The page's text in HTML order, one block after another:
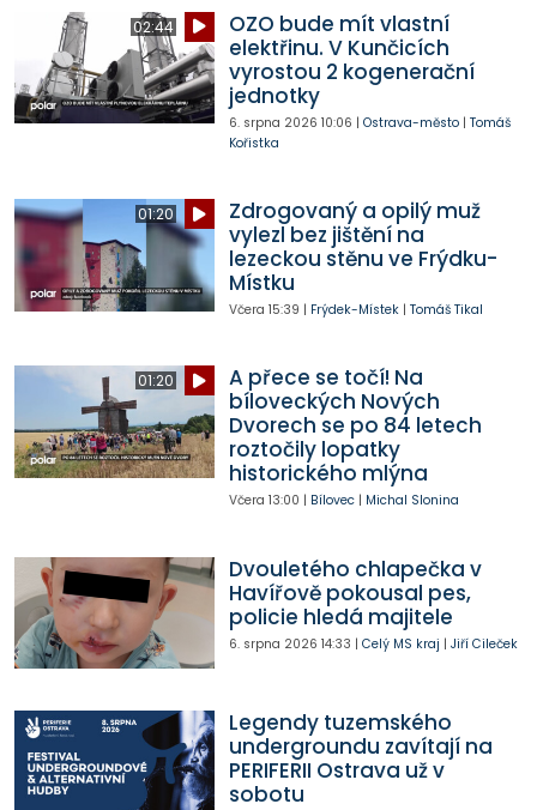
02:44
OZO bude mít vlastní
elektřinu. V Kunčicích
vyrostou 2 kogenerační
jednotky
6. srpna 2026 10:06 | Ostrava-město| Tomáš
Kořistka
01:20
Zdrogovaný a opilý muž
vylezl bez jištění na
lezeckou stěnu ve Frýdku-
Místku
Včera 15:39 | Frýdek-Místek| Tomáš Tikal
01:20
A přece se točí! Na
bíloveckých Nových
Dvorech se po 84 letech
roztočily lopatky
historického mlýna
Včera 13:00 | Bílovec| Michal Slonina
Dvouletého chlapečka v
Havířově pokousal pes,
policie hledá majitele
6. srpna 2026 14:33 | Celý MS kraj | Jiří Cileček
Legendy tuzemského
undergroundu zavítají na
PERIFERII Ostrava už v
sobotu